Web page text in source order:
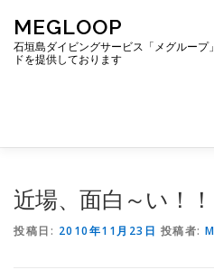
ッ
MEGLOOP
石垣島ダイビングサービス「メグルー
ドを提供しております
近場、面白～い！！
投稿日: 2010年11月23日 投稿者: